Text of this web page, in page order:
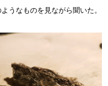
うなものを見ながら聞いた。